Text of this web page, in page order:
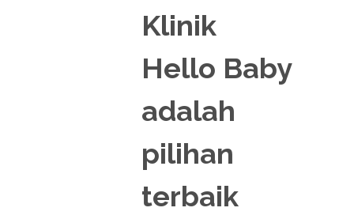
Klinik
Hello Baby
adalah
pilihan
terbaik